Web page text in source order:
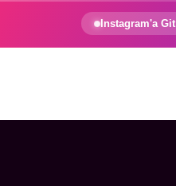
Instagram'a Git